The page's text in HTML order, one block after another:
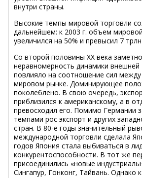
внутри страны.
Высокие темпы мировой торговли
дальнейшем: к 2003 г. объем
увеличился на 50% и превысил 7
Со второй половины XX века
неравномерность динамики внешней
повлияло на соотношение сил
мировом рынке. Доминирующее
поколеблено. В свою очередь,
приблизился к американскому, а в
превосходил его. Помимо Германии
темпами рос экспорт и других
стран. В 80-е годы значительный
международной торговли сделала
годов Япония стала выбиваться в
конкурентоспособности. В тот же
присоединились «новые
Сингапур, Гонконг, Тайвань. Однако